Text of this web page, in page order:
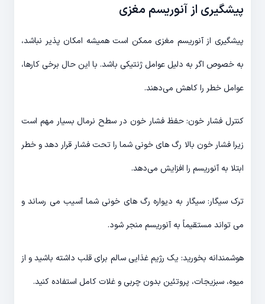
پیشگیری از آنوریسم مغزی
پیشگیری از آنوریسم مغزی ممکن است همیشه امکان پذیر نباشد،
به خصوص اگر به دلیل عوامل ژنتیکی باشد. با این حال برخی کارها،
عوامل خطر را کاهش می‌دهند.
کنترل فشار خون: حفظ فشار خون در سطح نرمال بسیار مهم است
زیرا فشار خون بالا رگ های خونی شما را تحت فشار قرار دهد و خطر
ابتلا به آنوریسم را افزایش می‌دهد.
ترک سیگار: سیگار به دیواره رگ های خونی شما آسیب می رساند و
می تواند مستقیماً به آنوریسم منجر شود.
هوشمندانه بخورید: یک رژیم غذایی سالم برای قلب داشته باشید و از
میوه، سبزیجات، پروتئین بدون چربی و غلات کامل استفاده کنید.